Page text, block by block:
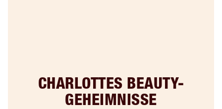
CHARLOTTES BEAUTY-
GEHEIMNISSE